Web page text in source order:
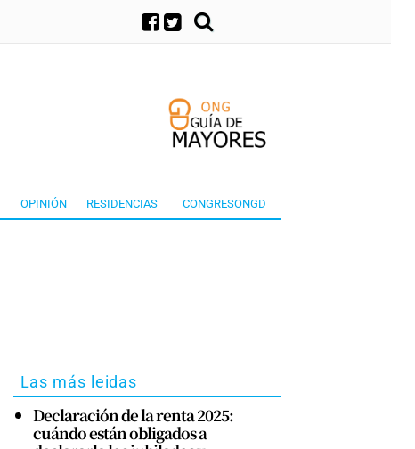
OPINIÓN RESIDENCIAS CONGRESONGD
Las más leidas
Declaración de la renta 2025:
cuándo están obligados a